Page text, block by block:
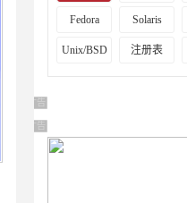
Fedora Solaris
Unix/BSD 注册表
广告 商业广告，理性选择
广告 商业广告，理性选择